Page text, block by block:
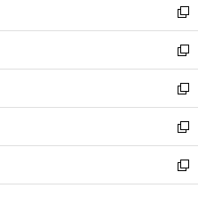
く
で
開
く
ド
ウ
で
開
く
ィ
ン
ド
ウ
で
開
く
い
ウ
ィ
ン
ド
ウ
で
開
く
新
し
い
ウ
ィ
ン
ド
ウ
で
開
新
し
い
ウ
ィ
ン
ド
ウ
新
し
い
ウ
ィ
ン
新
し
い
ウ
新
し